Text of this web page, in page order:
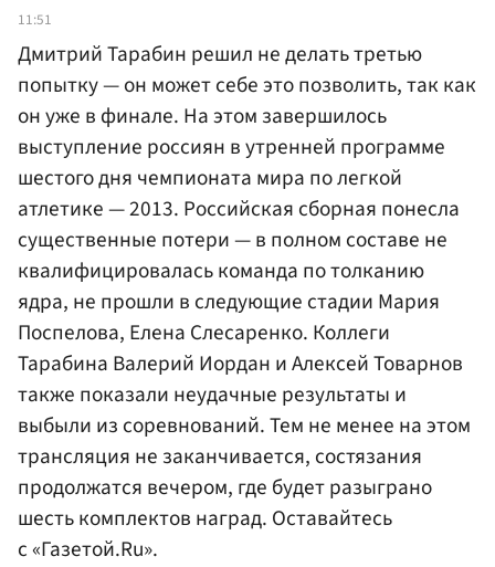
11:51
Дмитрий Тарабин решил не делать третью
попытку — он может себе это позволить, так как
он уже в финале. На этом завершилось
выступление россиян в утренней программе
шестого дня чемпионата мира по легкой
атлетике — 2013. Российская сборная понесла
существенные потери — в полном составе не
квалифицировалась команда по толканию
ядра, не прошли в следующие стадии Мария
Поспелова, Елена Слесаренко. Коллеги
Тарабина Валерий Иордан и Алексей Товарнов
также показали неудачные результаты и
выбыли из соревнований. Тем не менее на этом
трансляция не заканчивается, состязания
продолжатся вечером, где будет разыграно
шесть комплектов наград. Оставайтесь
с «Газетой.Ru».